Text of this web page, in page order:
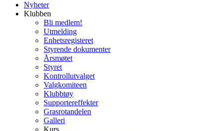
Nyheter
Klubben
Bli medlem!
Utmelding
Enhetsregisteret
Styrende dokumenter
Årsmøtet
Styret
Kontrollutvalget
Valgkomiteen
Klubbtøy
Supportereffekter
Grasrotandelen
Galleri
Kurs